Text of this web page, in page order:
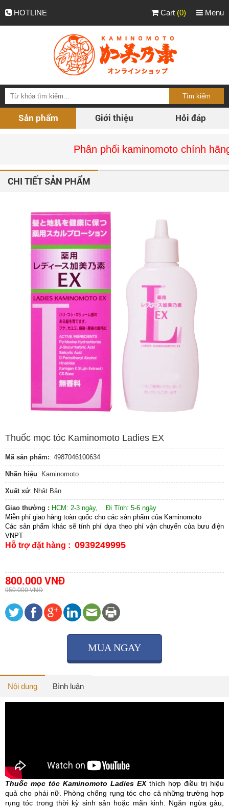
HOTLINE Menu
Cart (0)
Sản phẩm Giới thiệu Hỏi đáp
Phân phối kaminomoto chính hãng tại
CHI TIẾT SẢN PHẨM
Thuốc mọc tóc Kaminomoto Ladies EX
Mã sản phẩm:: 4987046100634
Nhãn hiệu: Kaminomoto
Xuất xứ: Nhật Bản
Giao thường : HCM: 2-3 ngày, Đi Tỉnh: 5-6 ngày
Miễn phí giao hàng toàn quốc cho các sản phẩm của Kaminomoto
Các sản phẩm khác sẽ tính phí dựa theo phí vận chuyển của bưu điện
VNPT
Hỗ trợ đặt hàng : 0939249995
800.000 VNĐ
950.000 VNĐ
MUA NGAY
Nội dung Bình luận
Thuốc mọc tóc Kaminomoto Ladies EXthích hợp điều trị hiệu
quả cho phái nữ. Phòng chống rụng tóc cho cả những trường hợp
rụng tóc trong thời kỳ sinh sản hoặc mãn kinh. Ngăn ngừa gàu,